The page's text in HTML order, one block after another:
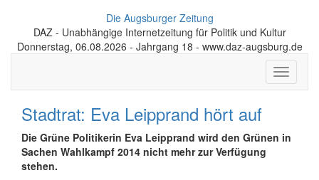
Die Augsburger Zeitung
DAZ - Unabhängige Internetzeitung für Politik und Kultur
Donnerstag, 06.08.2026 - Jahrgang 18 - www.daz-augsburg.de
Toggle
Stadtrat: Eva Leipprand hört auf
Die Grüne Politikerin Eva Leipprand wird den Grünen in
Sachen Wahlkampf 2014 nicht mehr zur Verfügung
stehen.